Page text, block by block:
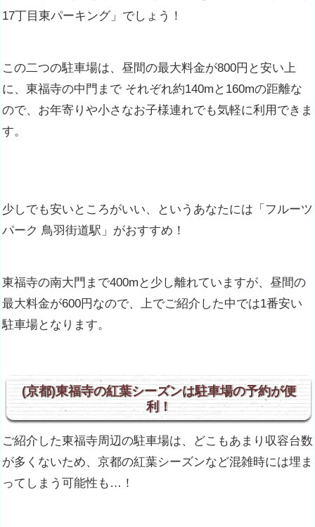
17丁目東パーキング」でしょう！
この二つの駐車場は、昼間の最大料金が800円と安い上
に、東福寺の中門まで それぞれ約140mと160mの距離な
ので、お年寄りや小さなお子様連れでも気軽に利用できま
す。
少しでも安いところがいい、というあなたには「フルーツ
パーク 鳥羽街道駅」がおすすめ！
東福寺の南大門まで400mと少し離れていますが、昼間の
最大料金が600円なので、上でご紹介した中では1番安い
駐車場となります。
(京都)東福寺の紅葉シーズンは駐車場の予約が便
利！
ご紹介した東福寺周辺の駐車場は、どこもあまり収容台数
が多くないため、京都の紅葉シーズンなど混雑時には埋ま
ってしまう可能性も…！